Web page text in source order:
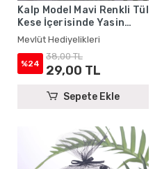
Kalp Model Mavi Renkli Tül
Kese İçerisinde Yasin
Kitabı ve Tesbih - Mevlüt
Hediyelikleri
Mevlüt Hediyelikleri
%24
38,00 TL
29,00 TL
Sepete Ekle